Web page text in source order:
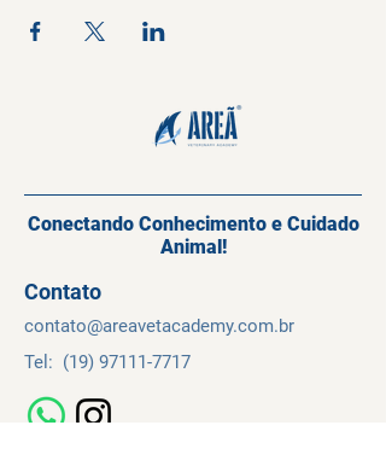
Conectando Conhecimento e Cuidado
Animal!
Contato
contato@areavetacademy.com.br
Tel: (19) 97111-7717